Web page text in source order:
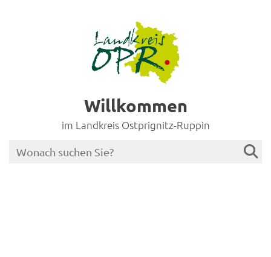
Willkommen
im Landkreis Ostprignitz-Ruppin